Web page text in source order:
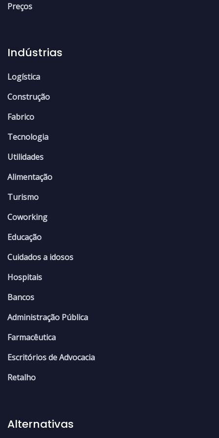
Preços
Indústrias
Logística
Construção
Fabrico
Tecnologia
Utilidades
Alimentação
Turismo
Coworking
Educação
Cuidados a idosos
Hospitais
Bancos
Administração Pública
Farmacêutica
Escritórios de Advocacia
Retalho
Alternativas